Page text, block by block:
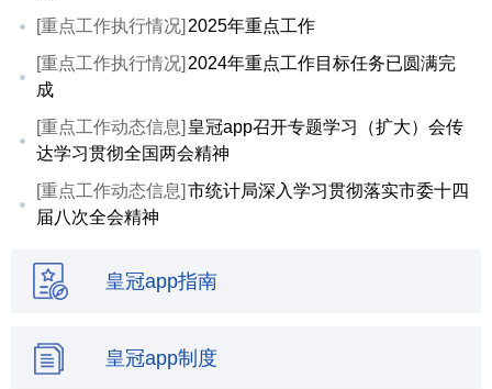
[重点工作执行情况] 2025年重点工作
[重点工作执行情况] 2024年重点工作目标任务已圆满完
成
[重点工作动态信息] 皇冠app召开专题学习（扩大）会传
达学习贯彻全国两会精神
[重点工作动态信息] 市统计局深入学习贯彻落实市委十四
届八次全会精神
皇冠app指南
皇冠app制度